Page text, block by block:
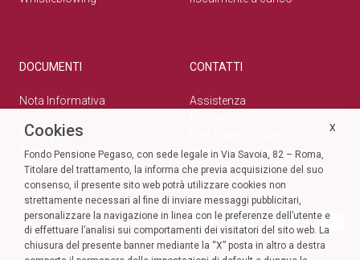
DOCUMENTI
Nota Informativa
Normativa
Bilanci
Modulistica
Circolari
CONTATTI
Assistenza
Privacy e cookie policy
SOCIAL
X
Cookies
Fondo Pensione Pegaso, con sede legale in Via Savoia, 82 – Roma,
Titolare del trattamento, la informa che previa acquisizione del suo
consenso, il presente sito web potrà utilizzare cookies non
strettamente necessari al fine di inviare messaggi pubblicitari,
personalizzare la navigazione in linea con le preferenze dell’utente e
di effettuare l’analisi sui comportamenti dei visitatori del sito web. La
chiusura del presente banner mediante la “X” posta in altro a destra